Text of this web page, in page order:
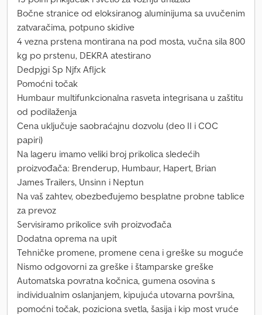
Bočne stranice od eloksiranog aluminijuma sa uvučenim
zatvaračima, potpuno skidive
4 vezna prstena montirana na pod mosta, vučna sila 800
kg po prstenu, DEKRA atestirano
Dedpjgi Sp Njfx Afljck
Pomoćni točak
Humbaur multifunkcionalna rasveta integrisana u zaštitu
od podilaženja
Cena uključuje saobraćajnu dozvolu (deo II i COC
papiri)
Na lageru imamo veliki broj prikolica sledećih
proizvođača: Brenderup, Humbaur, Hapert, Brian
James Trailers, Unsinn i Neptun
Na vaš zahtev, obezbeđujemo besplatne probne tablice
za prevoz
Servisiramo prikolice svih proizvođača
Dodatna oprema na upit
Tehničke promene, promene cena i greške su moguće
Nismo odgovorni za greške i štamparske greške
Automatska povratna kočnica, gumena osovina s
individualnim oslanjanjem, kipujuća utovarna površina,
pomoćni točak, poziciona svetla, šasija i kip most vruće